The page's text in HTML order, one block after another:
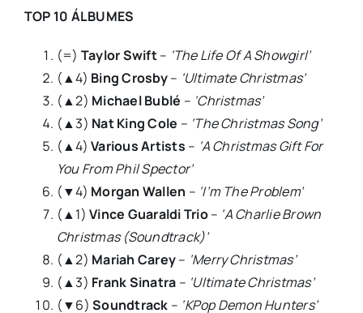
TOP 10 ÁLBUMES
(=) Taylor Swift– ‘The Life Of A Showgirl’
(▲4) Bing Crosby– ‘Ultimate Christmas’
(▲2) Michael Bublé – ‘Christmas’
(▲3) Nat King Cole – ‘The Christmas Song’
(▲4)Various Artists – ‘A Christmas Gift For
You From Phil Spector’
(▼4) Morgan Wallen – ‘I’m The Problem’
(▲1)Vince Guaraldi Trio– ‘A Charlie Brown
Christmas (Soundtrack)’
(▲2) Mariah Carey– ‘Merry Christmas’
(▲3) Frank Sinatra – ‘Ultimate Christmas’
(▼6)Soundtrack – ‘KPop Demon Hunters’